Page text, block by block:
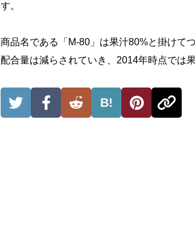
す。
商品名である「M-80」は果汁80%と掛けて
配合量は減らされていき、2014年時点では
B!